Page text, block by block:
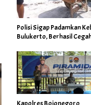
Polisi Sigap Padamkan
Bulukerto, Berhasil